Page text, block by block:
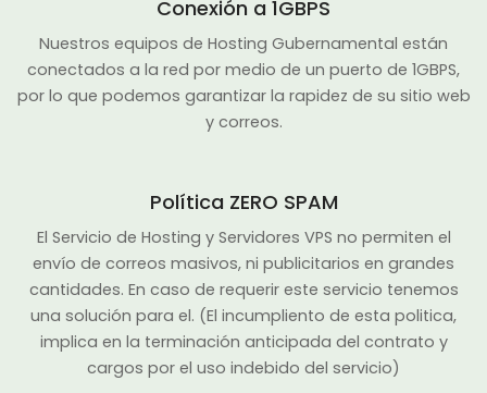
Conexión a 1GBPS
Nuestros equipos de Hosting Gubernamental están
conectados a la red por medio de un puerto de 1GBPS,
por lo que podemos garantizar la rapidez de su sitio web
y correos.
Política ZERO SPAM
El Servicio de Hosting y Servidores VPS no permiten el
envío de correos masivos, ni publicitarios en grandes
cantidades. En caso de requerir este servicio tenemos
una solución para el. (El incumpliento de esta politica,
implica en la terminación anticipada del contrato y
cargos por el uso indebido del servicio)